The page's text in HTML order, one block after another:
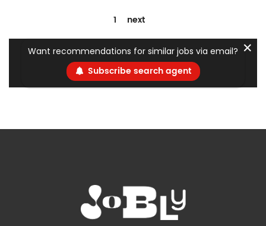
1 next
Want recommendations for similar jobs via email?
Subscribe search agent
✕